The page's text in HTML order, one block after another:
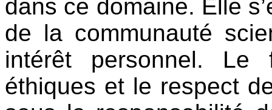
dans ce domaine. Elle
de la communauté
intérêt personnel. Le
éthiques et le respect